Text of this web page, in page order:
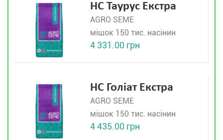
НС Таурус Екстра
AGRO SEME
мішок 150 тис. насінин
4 331.00 грн
НС Голіат Екстра
AGRO SEME
мішок 150 тис. насінин
4 435.00 грн